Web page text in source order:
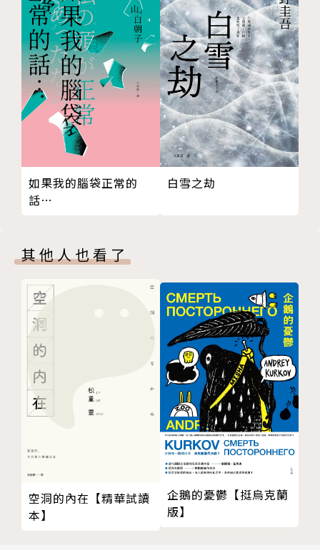
〈碧海演習〉
〈血紅色的情書〉
作者簡介
哲儀
推理小說家及編劇，個人興趣專業與工作實務經驗橫跨
心理、金融、房產、環保、軍旅、影視領域。台灣推理
作家協會成員，曾任理事及祕書長、台灣推理作家協會
徵文獎不同階段評審、大專院校推理社團／文學季講座
與線上課程講師、第四至第七屆推理創作課程承辦人、
灣推理作家協會徵文獎首獎（第一到五屆名為人狼城推
理文學獎）。
編劇作品《半尺之局》獲文化部106年度電視節目劇本
創作獎優等獎、《無限殺宴》獲106年度國產電影片劇
本開發補助，《該隱之淵》入圍107年度電視節目劇本
創作獎。
如果我的腦袋正常的
話…
白雪之劫
其他人也看了
空洞的內在【精華試讀
本】
企鵝的憂鬱【挺烏克蘭
版】